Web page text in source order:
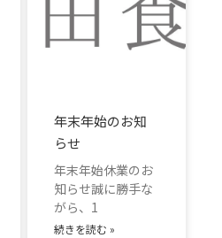
年末年始のお知
らせ
年末年始休業のお
知らせ誠に勝手な
がら、1
続きを読む »